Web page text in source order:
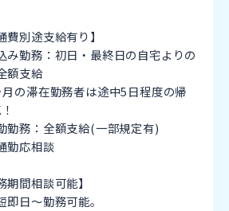
費別途支給有り】
み勤務：初日・最終日の自宅よりの
額支給
の滞在勤務者は途中5日程度の帰
勤務：全額支給(一部規定有)
勤応相談
期間相談可能】
日～勤務可能。